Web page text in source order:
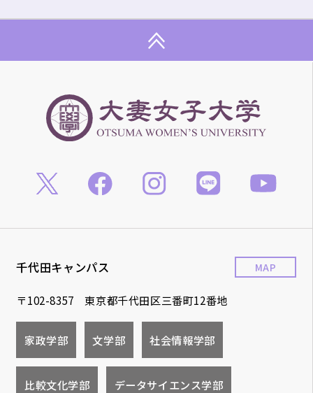
千代田キャンパス
〒102-8357 東京都千代田区三番町12番地
MAP
家政学部 文学部 社会情報学部
比較文化学部 データサイエンス学部